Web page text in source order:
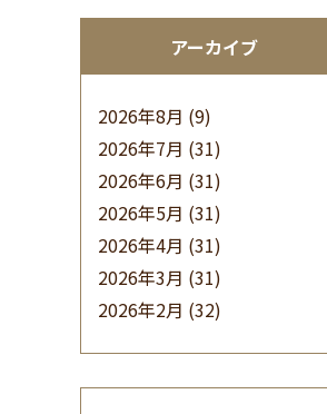
アーカイブ
2026年8月 (9)
2026年7月 (31)
2026年6月 (31)
2026年5月 (31)
2026年4月 (31)
2026年3月 (31)
2026年2月 (32)